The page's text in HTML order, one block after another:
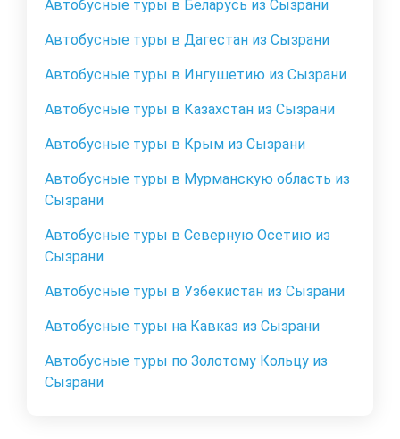
Автобусные туры в Беларусь из Сызрани
Автобусные туры в Дагестан из Сызрани
Автобусные туры в Ингушетию из Сызрани
Автобусные туры в Казахстан из Сызрани
Автобусные туры в Крым из Сызрани
Автобусные туры в Мурманскую область из
Сызрани
Автобусные туры в Северную Осетию из
Сызрани
Автобусные туры в Узбекистан из Сызрани
Автобусные туры на Кавказ из Сызрани
Автобусные туры по Золотому Кольцу из
Сызрани